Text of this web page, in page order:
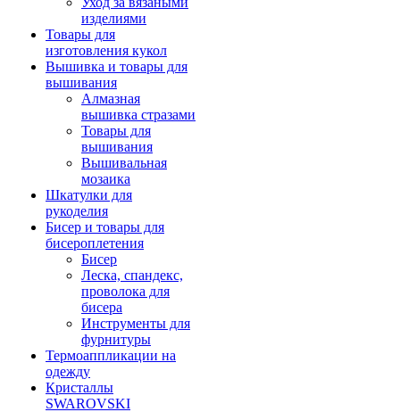
изделиями
Товары для
изготовления кукол
Вышивка и товары для
вышивания
Алмазная
вышивка стразами
Товары для
вышивания
Вышивальная
мозаика
Шкатулки для
рукоделия
Бисер и товары для
бисероплетения
Бисер
Леска, спандекс,
проволока для
бисера
Инструменты для
фурнитуры
Термоаппликации на
одежду
Кристаллы
SWAROVSKI